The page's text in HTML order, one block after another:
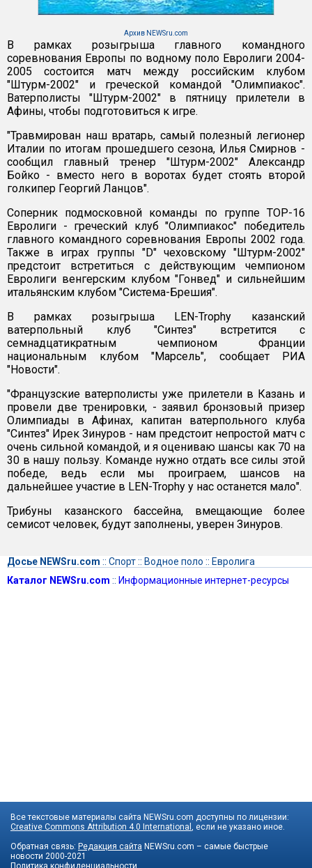
Архив NEWSru.com
В рамках розыгрыша главного командного
соревнования Европы по водному поло Евролиги 2004-
2005 состоится матч между российским клубом
"Штурм-2002" и греческой командой "Олимпиакос".
Ватерполисты "Штурм-2002" в пятницу прилетели в
Афины, чтобы подготовиться к игре.
"Травмирован наш вратарь, самый полезный легионер
Италии по итогам прошедшего сезона, Илья Смирнов -
сообщил главный тренер "Штурм-2002" Александр
Бойко - вместо него в воротах будет стоять второй
голкипер Георгий Ланцов".
Соперник подмосковной команды по группе ТОР-16
Евролиги - греческий клуб "Олимпиакос" победитель
главного командного соревнования Европы 2002 года.
Также в играх группы "D" чеховскому "Штурм-2002"
предстоит встретиться с действующим чемпионом
Евролиги венгерским клубом "Гонвед" и сильнейшим
итальянским клубом "Система-Брешия".
В рамках розыгрыша LEN-Trophy казанский
ватерпольный клуб "Синтез" встретится с
семнадцатикратным чемпионом Франции
национальным клубом "Марсель", сообщает РИА
"Новости".
"Французские ватерполисты уже прилетели в Казань и
провели две тренировки, - заявил бронзовый призер
Олимпиады в Афинах, капитан ватерпольного клуба
"Синтез" Ирек Зинуров - нам предстоит непростой матч с
очень сильной командой, и я оцениваю шансы как 70 на
30 в нашу пользу. Команде нужно отдать все силы этой
победе, ведь если мы проиграем, шансов на
дальнейшее участие в LEN-Trophy у нас останется мало".
Трибуны казанского бассейна, вмещающие более
семисот человек, будут заполнены, уверен Зинуров.
Досье NEWSru.com :: Спорт:: Водное поло :: Евролига
Каталог NEWSru.com :: Информационные интернет-ресурсы
Все текстовые материалы сайта NEWSru.com доступны по лицензии:
Creative Commons Attribution 4.0 International
, если не указано иное.
Обратная связь: Редакция сайта NEWSru.com – самые быстрые
новости 2000-2021
Политика конфиденциальности